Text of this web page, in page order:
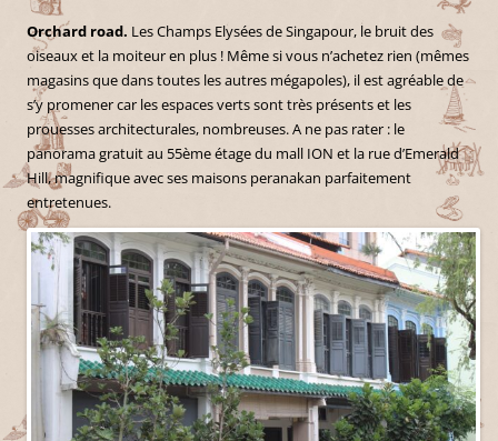
Orchard road. Les Champs Elysées de Singapour, le bruit des
oiseaux et la moiteur en plus ! Même si vous n’achetez rien (mêmes
magasins que dans toutes les autres mégapoles), il est agréable de
s’y promener car les espaces verts sont très présents et les
prouesses architecturales, nombreuses. A ne pas rater : le
panorama gratuit au 55ème étage du mall ION et la rue d’Emerald
Hill, magnifique avec ses maisons peranakan parfaitement
entretenues.